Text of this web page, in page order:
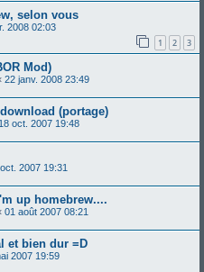
selon vous
2008 02:03
1 2 3
Mod)
22 janv. 2008 23:49
(portage)
18 oct. 2007 19:48
2007 19:31
up homebrew....
01 août 2007 08:21
et bien dur =D
2007 19:59